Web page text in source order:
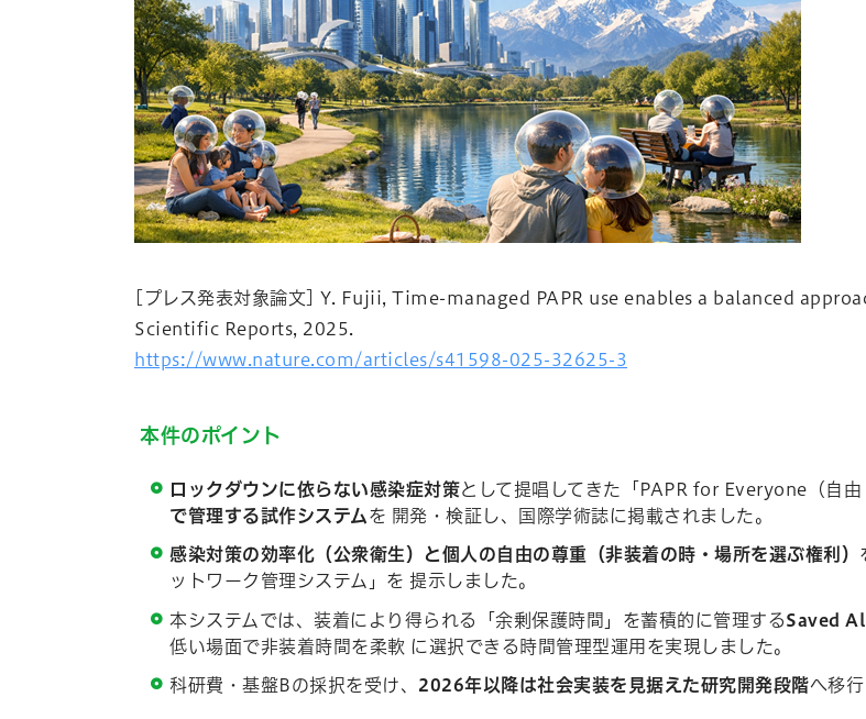
[プレス発表対象論文] Y. Fujii, Time-managed PAPR use enables a balanced
Scientific Reports, 2025.
https://www.nature.com/articles/s41598-025-32625-3
本件のポイント
ロックダウンに依らない感染症対策として提唱してきた「PAPR for Everyone（自由
で管理する試作システム を 開発・検証し、国際学術誌に掲載されました。
感染対策の効率化（公衆衛生）と個人の自由の尊重（非装着の時・場所を選ぶ権利）
ットワーク管理システム」を 提示しました。
本システムでは、装着により得られる「余剰保護時間」を蓄積的に管理するSaved
低い場面で非装着時間を柔軟 に選択できる時間管理型運用を実現しました。
科研費・基盤Bの採択を受け、 2026年以降は社会実装を見据えた研究開発段階へ移行